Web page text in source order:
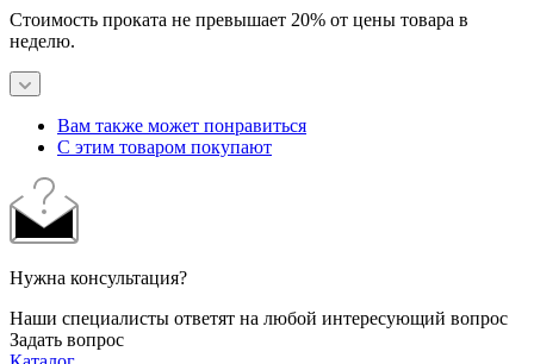
Стоимость проката не превышает 20% от цены товара в
неделю.
Вам также может понравиться
С этим товаром покупают
Нужна консультация?
Наши специалисты ответят на любой интересующий вопрос
Задать вопрос